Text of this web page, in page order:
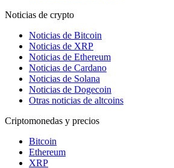
Noticias de crypto
Noticias de Bitcoin
Noticias de XRP
Noticias de Ethereum
Noticias de Cardano
Noticias de Solana
Noticias de Dogecoin
Otras noticias de altcoins
Criptomonedas y precios
Bitcoin
Ethereum
XRP